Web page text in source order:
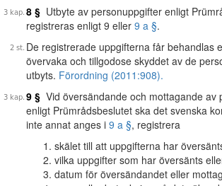
8 § Utbyte av personuppgifter enligt
registreras enligt 9 eller 9 a §.
De registrerade uppgifterna får behandlas
övervaka och tillgodose skyddet av de
utbyts. Förordning (2011:908).
9 § Vid översändande och mottagande av
enligt Prümrådsbeslutet ska det svenska
inte annat anges i 9 a §, registrera
skälet till att uppgifterna har
vilka uppgifter som har översänts
datum för översändandet eller